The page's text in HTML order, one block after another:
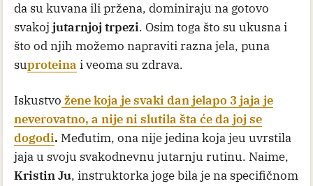
da su kuvana ili pržena, dominiraju na gotovo
svakoj jutarnjoj trpezi. Osim toga što su ukusna i
što od njih možemo napraviti razna jela, puna
suproteina i veoma su zdrava.
Iskustvo žene koja je svaki dan jelapo 3 jaja je
neverovatno, a nije ni slutila šta će da joj se
dogodi. Međutim, ona nije jedina koja jeu uvrstila
jaja u svoju svakodnevnu jutarnju rutinu. Naime,
Kristin Ju, instruktorka joge bila je na specifičnom